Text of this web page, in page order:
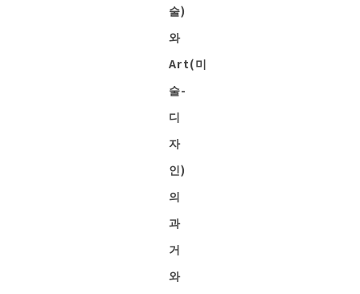
술)
와
Art(미
술-
디
자
인)
의
과
거
와